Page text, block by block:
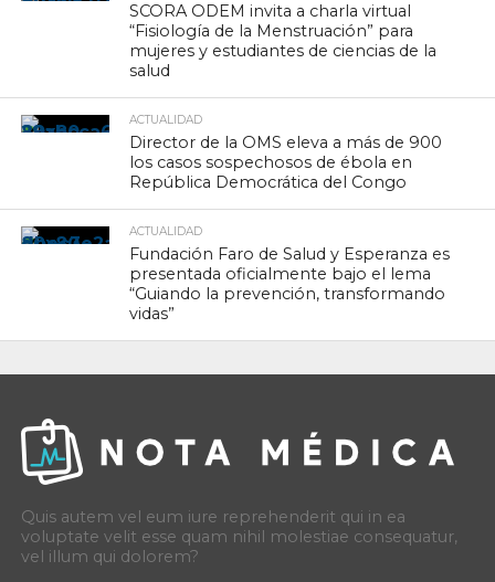
SCORA ODEM invita a charla virtual
“Fisiología de la Menstruación” para
mujeres y estudiantes de ciencias de la
salud
ACTUALIDAD
Director de la OMS eleva a más de 900
los casos sospechosos de ébola en
República Democrática del Congo
ACTUALIDAD
Fundación Faro de Salud y Esperanza es
presentada oficialmente bajo el lema
“Guiando la prevención, transformando
vidas”
Quis autem vel eum iure reprehenderit qui in ea
voluptate velit esse quam nihil molestiae consequatur,
vel illum qui dolorem?